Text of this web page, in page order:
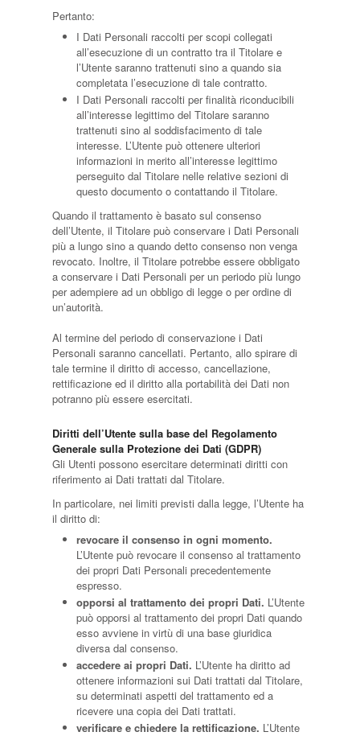
Pertanto:
I Dati Personali raccolti per scopi collegati
all’esecuzione di un contratto tra il Titolare e
l’Utente saranno trattenuti sino a quando sia
completata l’esecuzione di tale contratto.
I Dati Personali raccolti per finalità riconducibili
all’interesse legittimo del Titolare saranno
trattenuti sino al soddisfacimento di tale
interesse. L’Utente può ottenere ulteriori
informazioni in merito all’interesse legittimo
perseguito dal Titolare nelle relative sezioni di
questo documento o contattando il Titolare.
Quando il trattamento è basato sul consenso
dell’Utente, il Titolare può conservare i Dati Personali
più a lungo sino a quando detto consenso non venga
revocato. Inoltre, il Titolare potrebbe essere obbligato
a conservare i Dati Personali per un periodo più lungo
per adempiere ad un obbligo di legge o per ordine di
un’autorità.
Al termine del periodo di conservazione i Dati
Personali saranno cancellati. Pertanto, allo spirare di
tale termine il diritto di accesso, cancellazione,
rettificazione ed il diritto alla portabilità dei Dati non
potranno più essere esercitati.
Diritti dell’Utente sulla base del Regolamento
Generale sulla Protezione dei Dati (GDPR)
Gli Utenti possono esercitare determinati diritti con
riferimento ai Dati trattati dal Titolare.
In particolare, nei limiti previsti dalla legge, l’Utente ha
il diritto di:
revocare il consenso in ogni momento.
L’Utente può revocare il consenso al trattamento
dei propri Dati Personali precedentemente
espresso.
opporsi al trattamento dei propri Dati. L’Utente
può opporsi al trattamento dei propri Dati quando
esso avviene in virtù di una base giuridica
diversa dal consenso.
accedere ai propri Dati. L’Utente ha diritto ad
ottenere informazioni sui Dati trattati dal Titolare,
su determinati aspetti del trattamento ed a
ricevere una copia dei Dati trattati.
verificare e chiedere la rettificazione. L’Utente